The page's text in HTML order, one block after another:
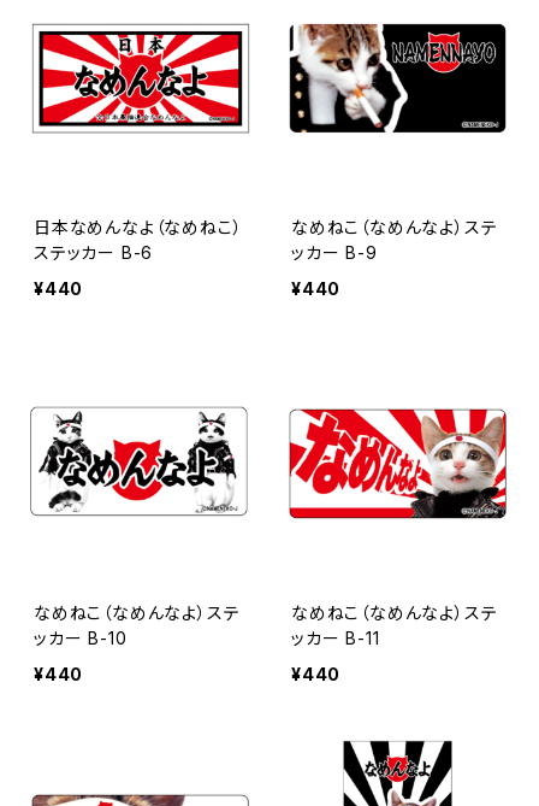
日本なめんなよ（なめねこ）
ステッカー B-6
¥440
なめねこ（なめんなよ）ステ
ッカー B-9
¥440
なめねこ（なめんなよ）ステ
ッカー B-10
¥440
なめねこ（なめんなよ）ステ
ッカー B-11
¥440